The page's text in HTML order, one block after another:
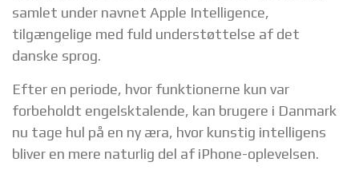
samlet under navnet Apple Intelligence,
tilgængelige med fuld understøttelse af det
danske sprog.
Efter en periode, hvor funktionerne kun var
forbeholdt engelsktalende, kan brugere i Danmark
nu tage hul på en ny æra, hvor kunstig intelligens
bliver en mere naturlig del af iPhone-oplevelsen.